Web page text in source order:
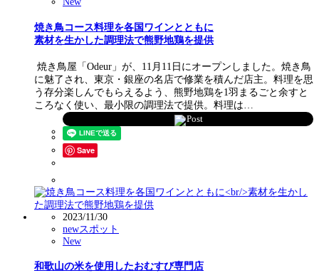
焼き鳥コース料理を各国ワインとともに
素材を生かした調理法で熊野地鶏を提供
焼き鳥屋「Odeur」が、11月11日にオープンしました。焼き鳥
に魅了され、東京・銀座の名店で修業を積んだ店主。料理を思
う存分楽しんでもらえるよう、熊野地鶏を1羽まるごと余すと
ころなく使い、最小限の調理法で提供。料理は…
Post
Save
2023/11/30
newスポット
New
和歌山の米を使用したおむすび専門店